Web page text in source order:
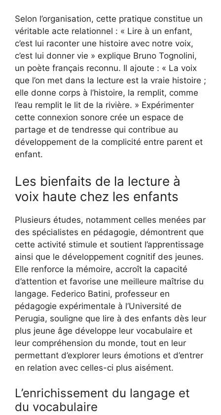
Selon l’organisation, cette pratique constitue un
véritable acte relationnel : « Lire à un enfant,
c’est lui raconter une histoire avec notre voix,
c’est lui donner vie » explique Bruno Tognolini,
un poète français reconnu. Il ajoute : « La voix
que l’on met dans la lecture est la vraie histoire ;
elle donne corps à l’histoire, la remplit, comme
l’eau remplit le lit de la rivière. » Expérimenter
cette connexion sonore crée un espace de
partage et de tendresse qui contribue au
développement de la complicité entre parent et
enfant.
Les bienfaits de la lecture à
voix haute chez les enfants
Plusieurs études, notamment celles menées par
des spécialistes en pédagogie, démontrent que
cette activité stimule et soutient l’apprentissage
ainsi que le développement cognitif des jeunes.
Elle renforce la mémoire, accroît la capacité
d’attention et favorise une meilleure maîtrise du
langage. Federico Batini, professeur en
pédagogie expérimentale à l’Université de
Perugia, souligne que lire à des enfants dès leur
plus jeune âge développe leur vocabulaire et
leur compréhension du monde, tout en leur
permettant d’explorer leurs émotions et d’entrer
en relation avec celles-ci plus aisément.
L’enrichissement du langage et
du vocabulaire